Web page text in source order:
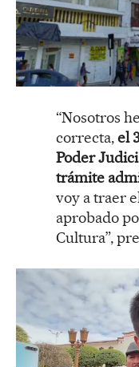
“Nosotros
correcta,el
Poder
trámite
voy a traer
aprobado
Cultura”,
R
r